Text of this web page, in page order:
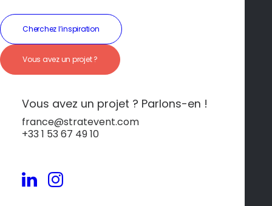
Cherchez l’inspiration
Vous avez un projet ?
Vous avez un projet ? Parlons-en !
france@stratevent.com
+33 1 53 67 49 10
Charme discret à
deux pas du Château
de Versailles